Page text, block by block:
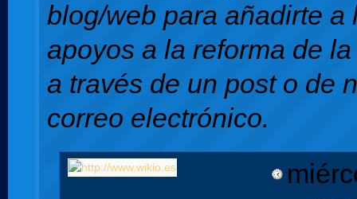
blog/web para añadirte a
apoyos a la reforma de
a través de un post o de
correo electrónico.